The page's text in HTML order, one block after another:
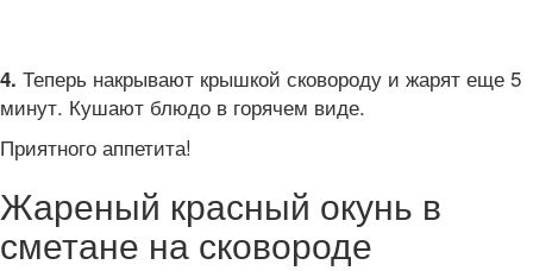
4. Теперь накрывают крышкой сковороду и жарят еще 5
минут. Кушают блюдо в горячем виде.
Приятного аппетита!
Жареный красный окунь в
сметане на сковороде